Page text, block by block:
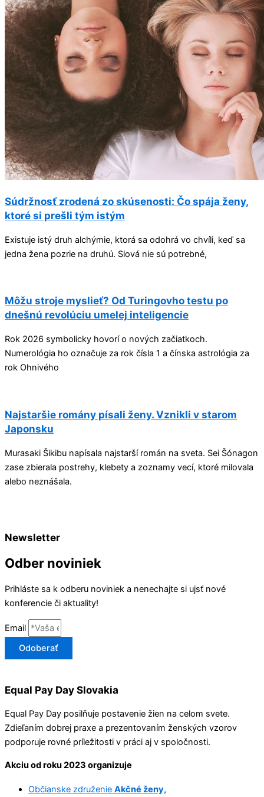
Súdržnosť zrodená zo skúsenosti: Čo spája ženy,
ktoré si prešli tým istým
Existuje istý druh alchýmie, ktorá sa odohrá vo chvíli, keď sa
jedna žena pozrie na druhú. Slová nie sú potrebné,
Môžu stroje myslieť? Od Turingovho testu po
dnešnú revolúciu umelej inteligencie
Rok 2026 symbolicky hovorí o nových začiatkoch.
Numerológia ho označuje za rok čísla 1 a čínska astrológia za
rok Ohnivého
Najstaršie romány písali ženy. Vznikli v starom
Japonsku
Murasaki Šikibu napísala najstarší román na sveta. Sei Šónagon
zase zbierala postrehy, klebety a zoznamy vecí, ktoré milovala
alebo neznášala.
Newsletter
Odber noviniek
Prihláste sa k odberu noviniek a nenechajte si ujsť nové
konferencie či aktuality!
Email
Odoberať
Equal Pay Day Slovakia
Equal Pay Day posilňuje postavenie žien na celom svete.
Zdieľaním dobrej praxe a prezentovaním ženských vzorov
podporuje rovné príležitosti v práci aj v spoločnosti.
Akciu od roku 2023 organizuje
Občianske združenie Akčné ženy,